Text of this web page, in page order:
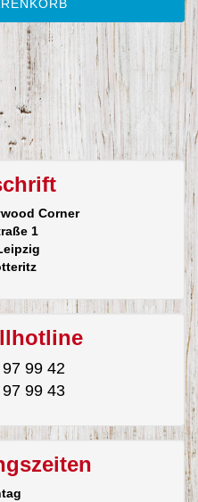
Corner
1
99 42
99 43